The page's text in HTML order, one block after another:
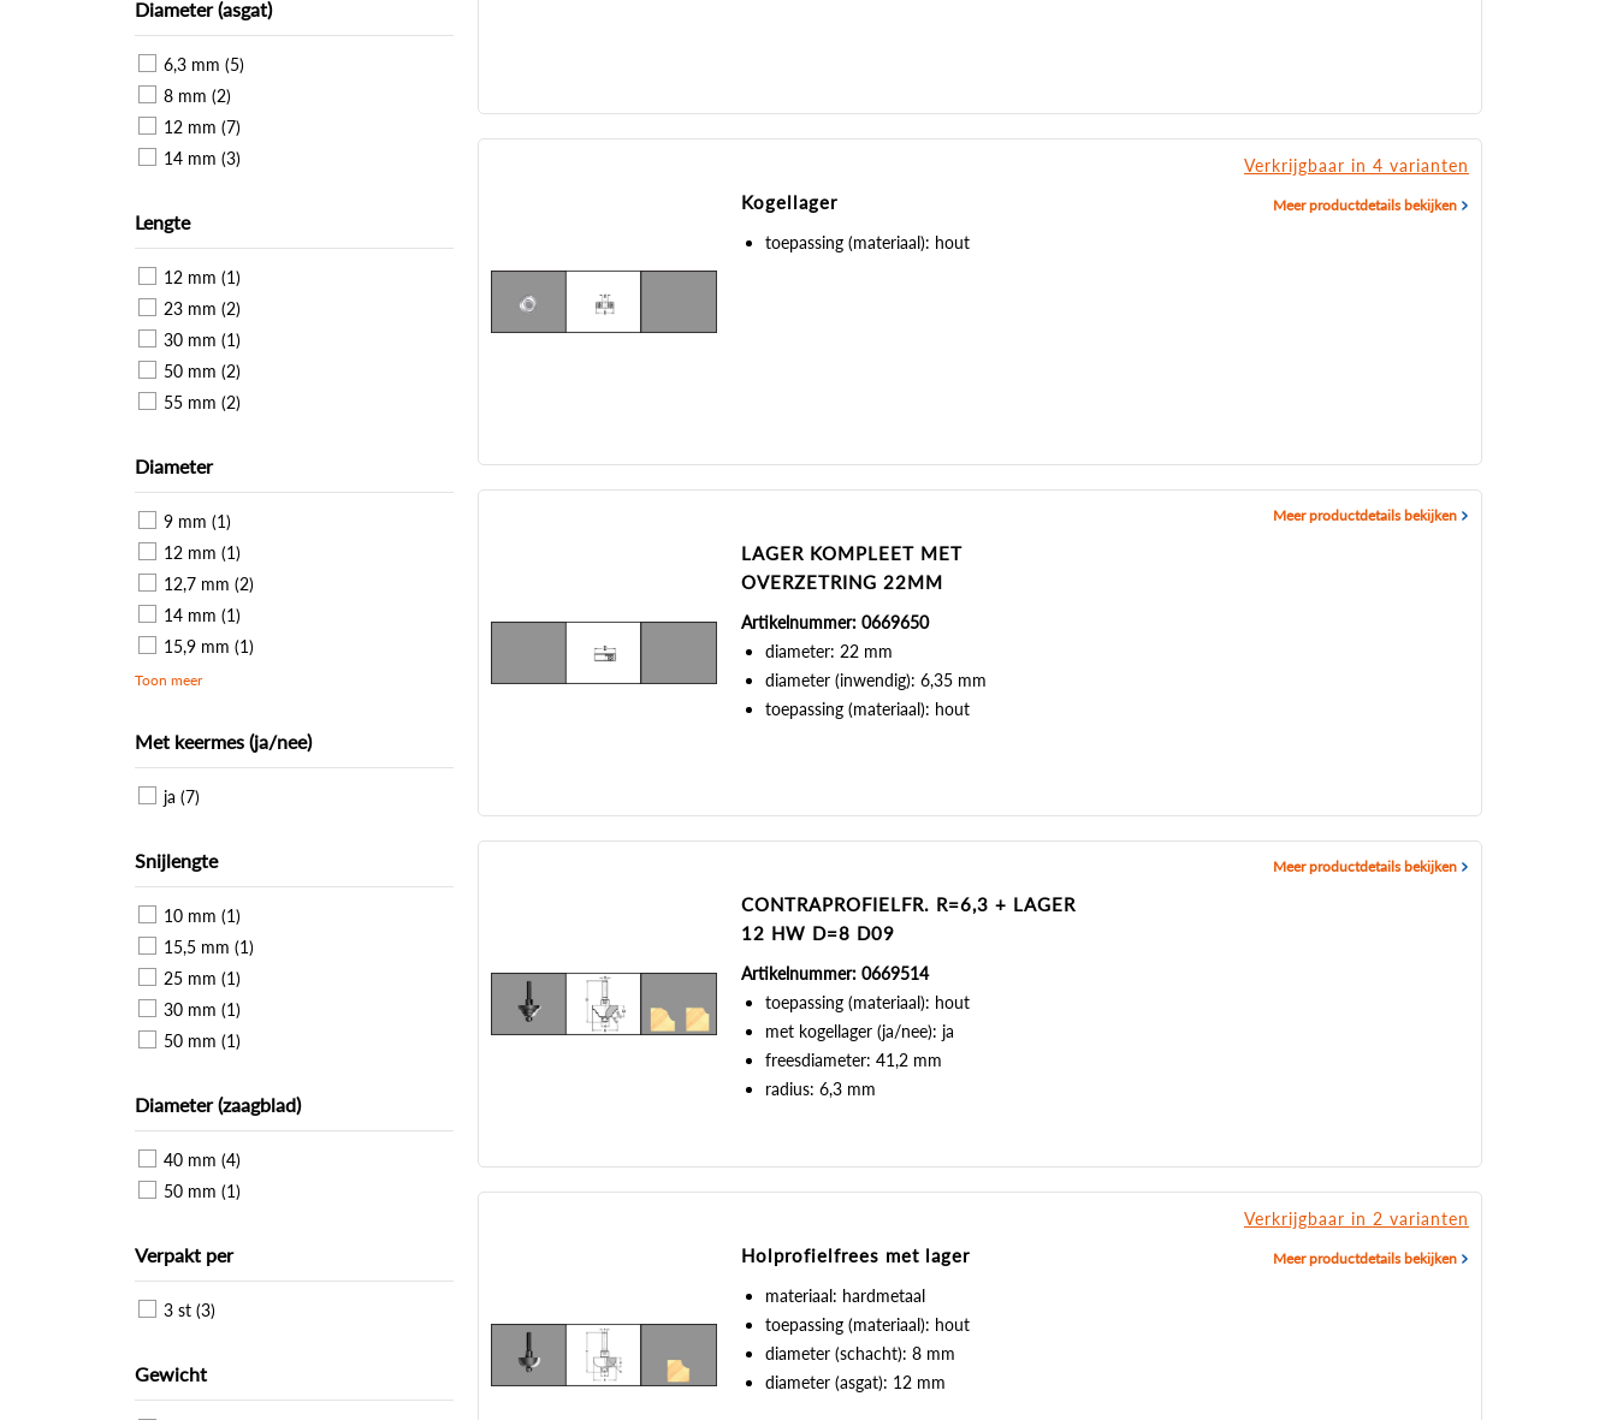
Diameter (asgat)
6,3 mm (5)
8 mm (2)
12 mm (7)
14 mm (3)
Lengte
12 mm (1)
23 mm (2)
30 mm (1)
50 mm (2)
55 mm (2)
Diameter
9 mm (1)
12 mm (1)
12,7 mm (2)
14 mm (1)
15,9 mm (1)
Toon meer
Met keermes (ja/nee)
ja (7)
Snijlengte
10 mm (1)
15,5 mm (1)
25 mm (1)
30 mm (1)
50 mm (1)
Diameter (zaagblad)
40 mm (4)
50 mm (1)
Verpakt per
3 st (3)
Gewicht
Kogellager
toepassing (materiaal): hout
Verkrijgbaar in 4 varianten
Meer productdetails bekijken
LAGER KOMPLEET MET
OVERZETRING 22MM
Artikelnummer: 0669650
diameter: 22 mm
diameter (inwendig): 6,35 mm
toepassing (materiaal): hout
Meer productdetails bekijken
CONTRAPROFIELFR. R=6,3 + LAGER
12 HW D=8 D09
Artikelnummer: 0669514
toepassing (materiaal): hout
met kogellager (ja/nee): ja
freesdiameter: 41,2 mm
radius: 6,3 mm
Meer productdetails bekijken
Holprofielfrees met lager
materiaal: hardmetaal
toepassing (materiaal): hout
diameter (schacht): 8 mm
diameter (asgat): 12 mm
Verkrijgbaar in 2 varianten
Meer productdetails bekijken